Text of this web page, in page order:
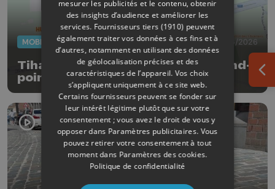
MOBILITÉ 23/06/2026
Tihange : fermeture totale du rond-
point du 27 juin au 4 juillet
mesurer les publicités et le contenu, obtenir
des insights d’audience et améliorer les
services. Fournisseurs tiers (1910) peuvent
également traiter vos données à ces fins et à
d’autres, notamment en utilisant des données
de géolocalisation précises et des
caractéristiques de l’appareil. Vos choix
s’appliquent uniquement à ce site web.
Certains fournisseurs peuvent se fonder sur
leur intérêt légitime plutôt que sur votre
consentement ; vous avez le droit de vous y
opposer dans Paramètres publicitaires. Vous
pouvez retirer votre consentement à tout
moment dans Paramètres des cookies.
Politique de confidentialité